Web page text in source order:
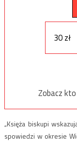
30 zł
Zobacz
„Księża biskupi
spowiedzi w okresie